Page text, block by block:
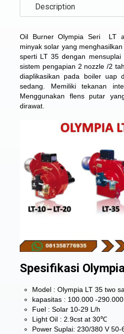
Description
Oil Burner Olympia Seri LT
minyak solar yang
sperti LT 35 dengan
sistem pengapian 2 nozzle /2
diaplikasikan pada boiler uap
sedang. Memiliki tekanan
Menggunakan flens putar
dirawat.
Spesifikasi
Model : Olympia LT 35 two
kapasitas : 100.000 -
Fuel : Solar 10-29 L/h
Light Oil : 2.9cst at 30℃
Power Suplai: 230/380 V 50-